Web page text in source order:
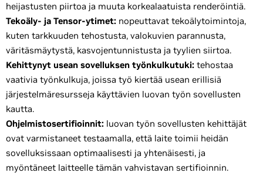
heijastusten piirtoa ja muuta korkealaatuista renderöintiä.
Tekoäly- ja Tensor-ytimet: nopeuttavat tekoälytoimintoja,
kuten tarkkuuden tehostusta, valokuvien parannusta,
väritäsmäytystä, kasvojentunnistusta ja tyylien siirtoa.
Kehittynyt usean sovelluksen työnkulkutuki: tehostaa
vaativia työnkulkuja, joissa työ kiertää usean erillisiä
järjestelmäresursseja käyttävien luovan työn sovellusten
kautta.
Ohjelmistosertifioinnit: luovan työn sovellusten kehittäjät
ovat varmistaneet testaamalla, että laite toimii heidän
sovelluksissaan optimaalisesti ja yhtenäisesti, ja
myöntäneet laitteelle tämän vahvistavan sertifioinnin.